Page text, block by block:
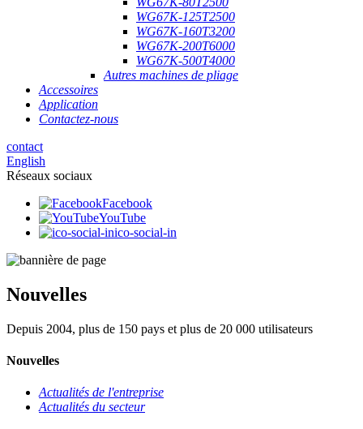
WG67K-125T2500
WG67K-160T3200
WG67K-200T6000
WG67K-500T4000
Autres machines de pliage
Accessoires
Application
Contactez-nous
contact
English
Réseaux sociaux
Facebook
YouTube
ico-social-in
Nouvelles
Depuis 2004, plus de 150 pays et plus de 20 000 utilisateurs
Nouvelles
Actualités de l'entreprise
Actualités du secteur